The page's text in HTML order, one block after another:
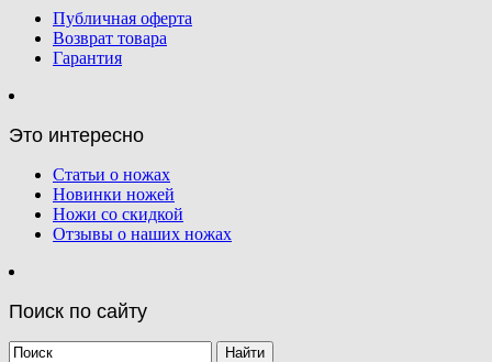
Публичная оферта
Возврат товара
Гарантия
Это интересно
Статьи о ножах
Новинки ножей
Ножи со скидкой
Отзывы о наших ножах
Поиск по сайту